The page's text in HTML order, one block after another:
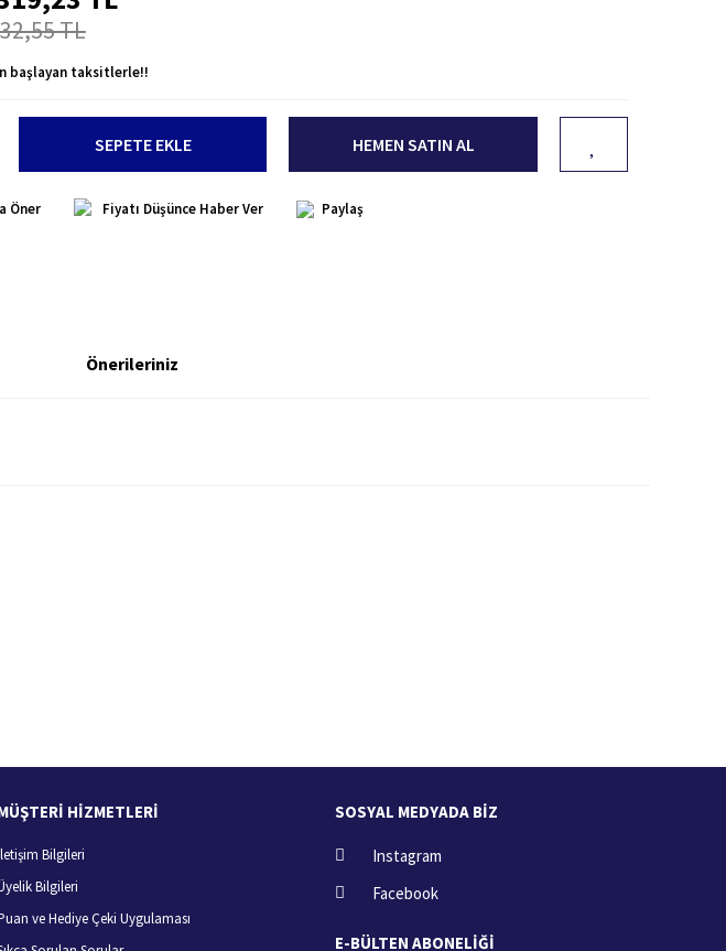
TL
başlayan taksitlerle!!
SEPETE EKLE HEMEN SATIN AL
Öner Fiyatı Düşünce Haber Ver Paylaş
Önerileriniz
HİZMETLERİ
Bilgileri
Bilgileri
ve Hediye Çeki Uygulaması
SOSYAL MEDYADA BİZ
Instagram
Facebook
E-BÜLTEN ABONELİĞİ